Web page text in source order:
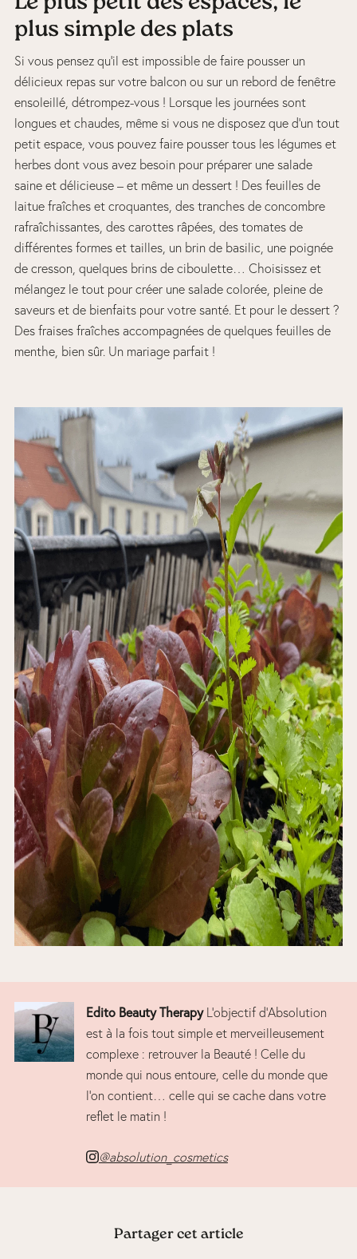
plus simple des plats
Si vous pensez qu’il est impossible de faire pousser un
délicieux repas sur votre balcon ou sur un rebord de fenêtre
ensoleillé, détrompez-vous ! Lorsque les journées sont
longues et chaudes, même si vous ne disposez que d’un tout
petit espace, vous pouvez faire pousser tous les légumes et
herbes dont vous avez besoin pour préparer une salade
saine et délicieuse – et même un dessert ! Des feuilles de
laitue fraîches et croquantes, des tranches de concombre
rafraîchissantes, des carottes râpées, des tomates de
différentes formes et tailles, un brin de basilic, une poignée
de cresson, quelques brins de ciboulette… Choisissez et
mélangez le tout pour créer une salade colorée, pleine de
saveurs et de bienfaits pour votre santé. Et pour le dessert ?
Des fraises fraîches accompagnées de quelques feuilles de
menthe, bien sûr. Un mariage parfait !
Edito Beauty Therapy L’objectif d’Absolution
est à la fois tout simple et merveilleusement
complexe : retrouver la Beauté ! Celle du
monde qui nous entoure, celle du monde que
l’on contient… celle qui se cache dans votre
reflet le matin !
@absolution_cosmetics
Partager cet article